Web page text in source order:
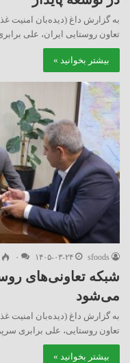
به گزارش داغ (دیده‌بان امنیت
تعاون روستایی ایران، علی
بیشتر بخوانید »
sfoods ۱۴۰۵-۰۳-۲۴ ۰
شبکه تعاونی‌های
می‌شود
به گزارش داغ (دیده‌بان امنیت
تعاون روستایی، علی برابری
بیشتر بخوانید »